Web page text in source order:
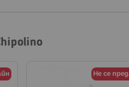
Не се